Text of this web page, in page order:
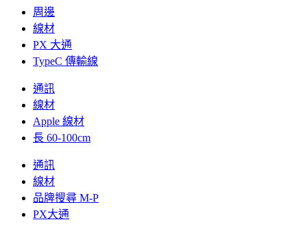
周邊
線材
PX 大通
TypeC 傳輸線
通訊
線材
Apple 線材
長 60-100cm
通訊
線材
品牌搜尋 M-P
PX大通